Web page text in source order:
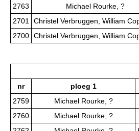
2763
Michael Rourke, ?
2701 Christel Verbruggen, William
2700 Christel Verbruggen, William
nr
ploeg 1
2759
Michael Rourke, ?
2760
Michael Rourke, ?